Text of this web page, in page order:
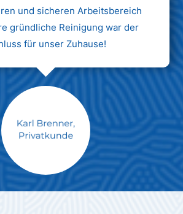
und sicheren Arbeitsbereich
gründliche Reinigung war der
für unser Zuhause!
Max Mustermann